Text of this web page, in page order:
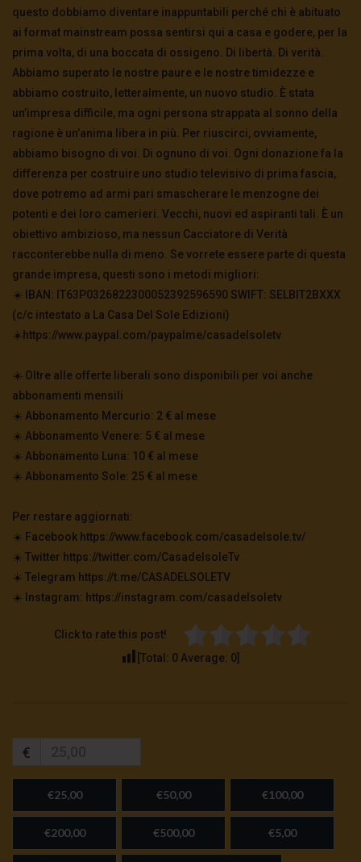
questo dobbiamo diventare inappuntabili perché chi è abituato
ai format mainstream possa sentirsi qui a casa e godere, per la
prima volta, di una boccata di ossigeno. Di libertà. Di verità.
Abbiamo superato le nostre paure e le nostre timidezze e
abbiamo costruito, letteralmente, un nuovo studio. È stata
un’impresa difficile, ma ogni persona strappata al sonno della
ragione è un’anima libera in più. Per riuscirci, ovviamente,
abbiamo bisogno di voi. Di ognuno di voi. Ogni donazione fa la
differenza per costruire uno studio televisivo di prima fascia,
dove potremo ad armi pari smascherare le menzogne dei
potenti e dei loro camerieri. Vecchi, nuovi ed aspiranti tali. È un
obiettivo ambizioso, ma nessun Cacciatore di Verità
racconterebbe nulla di meno. Se vorrete essere parte di questa
grande impresa, questi sono i metodi migliori:
☀️ IBAN: IT63P0326822300052392596590 SWIFT: SELBIT2BXXX
(c/c intestato a La Casa Del Sole Edizioni)
☀️https://www.paypal.com/paypalme/casadelsoletv
☀️ Oltre alle offerte liberali sono disponibili per voi anche
abbonamenti mensili
☀️ Abbonamento Mercurio: 2 € al mese
☀️ Abbonamento Venere: 5 € al mese
☀️ Abbonamento Luna: 10 € al mese
☀️ Abbonamento Sole: 25 € al mese
Per restare aggiornati:
☀️ Facebook https://www.facebook.com/casadelsole.tv/
☀️ Twitter https://twitter.com/CasadelsoleTv
☀️ Telegram https://t.me/CASADELSOLETV
☀️ Instagram: https://instagram.com/casadelsoletv
Click to rate this post!
[Total: 0 Average: 0
€
€25,00 €50,00 €100,00
€200,00 €500,00 €5,00